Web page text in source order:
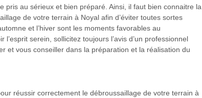
pris au sérieux et bien préparé. Ainsi, il faut bien connaitre la
de votre terrain à Noyal afin d’éviter toutes sortes
et l’hiver sont les moments favorables au
serein, sollicitez toujours l’avis d’un professionnel
et vous conseiller dans la préparation et la réalisation du
réussir correctement le débroussaillage de votre terrain à